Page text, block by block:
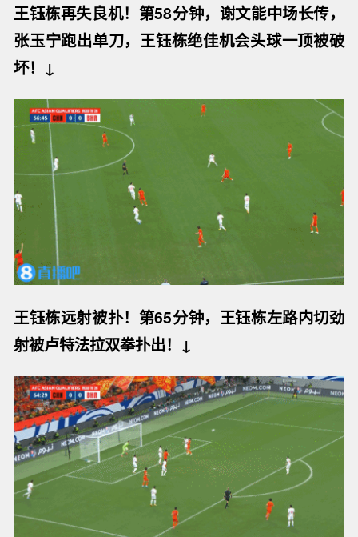
王钰栋再失良机！第58分钟，谢文能中场长传，
张玉宁跑出单刀，王钰栋绝佳机会头球一顶被破
坏！↓
王钰栋远射被扑！第65分钟，王钰栋左路内切劲
射被卢特法拉双拳扑出！↓